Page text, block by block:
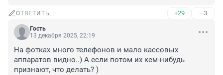
ОТВЕТИТЬ +29 –3
Гость
13 декабря 2025, 22:19
На фотках много телефонов и мало кассовых
аппаратов видно..) А если потом их кем-нибудь
признают, что делать? )